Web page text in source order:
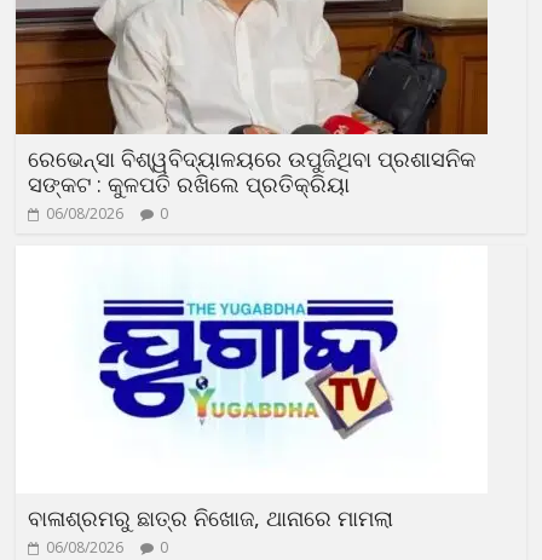
ରେଭେନ୍ସା ବିଶ୍ୱବିଦ୍ୟାଳୟରେ ଉପୁଜିଥିବା ପ୍ରଶାସନିକ
ସଙ୍କଟ : କୁଳପତି ରଖିଲେ ପ୍ରତିକ୍ରିୟା
06/08/2026 0
ବାଳାଶ୍ରମରୁ ଛାତ୍ର ନିଖୋଜ, ଥାନାରେ ମାମଲା
06/08/2026 0